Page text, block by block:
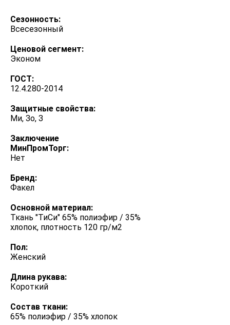
Сезонность:
Всесезонный
Ценовой сегмент:
Эконом
ГОСТ:
12.4.280-2014
Защитные свойства:
Ми, Зо, З
Заключение
МинПромТорг:
Нет
Бренд:
Факел
Основной материал:
Ткань "ТиСи" 65% полиэфир / 35%
хлопок, плотность 120 гр/м2
Пол:
Женский
Длина рукава:
Короткий
Состав ткани:
65% полиэфир / 35% хлопок